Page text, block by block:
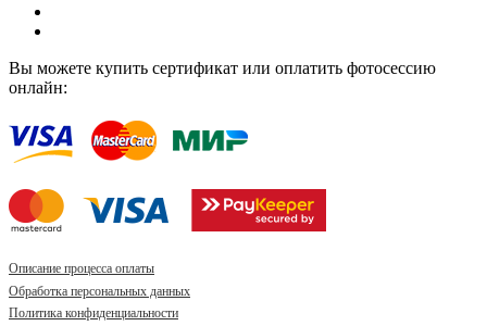
Вы можете купить сертификат или оплатить фотосессию
онлайн:
Описание процесса оплаты
Обработка персональных данных
Политика конфиденциальности